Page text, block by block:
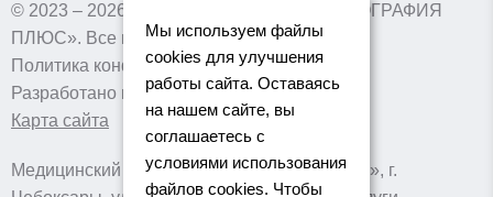
© 2023 – 2026 г. Медицинский центр «ТОМОГРАФИЯ
ПЛЮС». Все права защищены
Политика конфиденциальности
Разработано в collary.pro
Карта сайта
Медицинский центр «ТОМОГРАФИЯ ПЛЮС», г.
Мы используем файлы
cookies для улучшения
работы сайта. Оставаясь
на нашем сайте, вы
соглашаетесь с
условиями использования
файлов cookies. Чтобы